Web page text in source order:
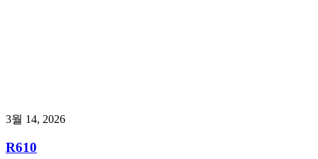
3월 14, 2026
R610